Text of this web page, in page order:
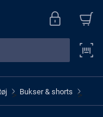
> Bukser & shorts >